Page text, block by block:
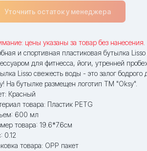
Уточнить остаток у менеджера
цены указаны за товар без нанесения.
и спортивная пластиковая бутылка
для фитнесса, йоги, утренней
Lisso свежесть воды - это залог
На бутылке размещен логотип ТМ "Oksy".
Красный
товара: Пластик PETG
600 мл
товара: 19.6*7.6см
0.12
товара: OPP пакет